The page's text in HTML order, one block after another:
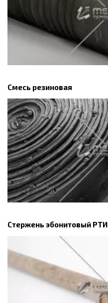
Смесь резиновая
Стержень эбонитовый РТИ